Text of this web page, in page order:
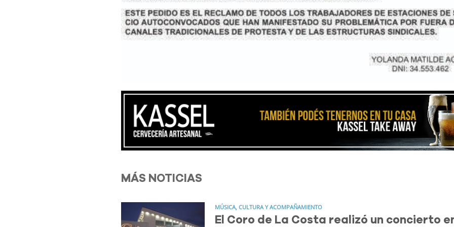
MÁS NOTICIAS
MÚSICA, CULTURA Y ACOMPAÑAMIENTO
El Coro de La Costa realizó un concierto